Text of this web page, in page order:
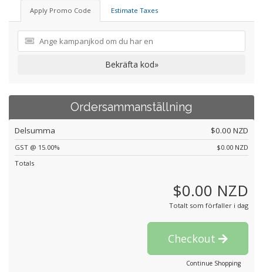
Apply Promo Code Estimate Taxes
Bekräfta kod»
Ordersammanställning
Delsumma $0.00 NZD
GST @ 15.00%
$0.00 NZD
Totals
$0.00 NZD
Totalt som förfaller i dag
Checkout
Continue Shopping